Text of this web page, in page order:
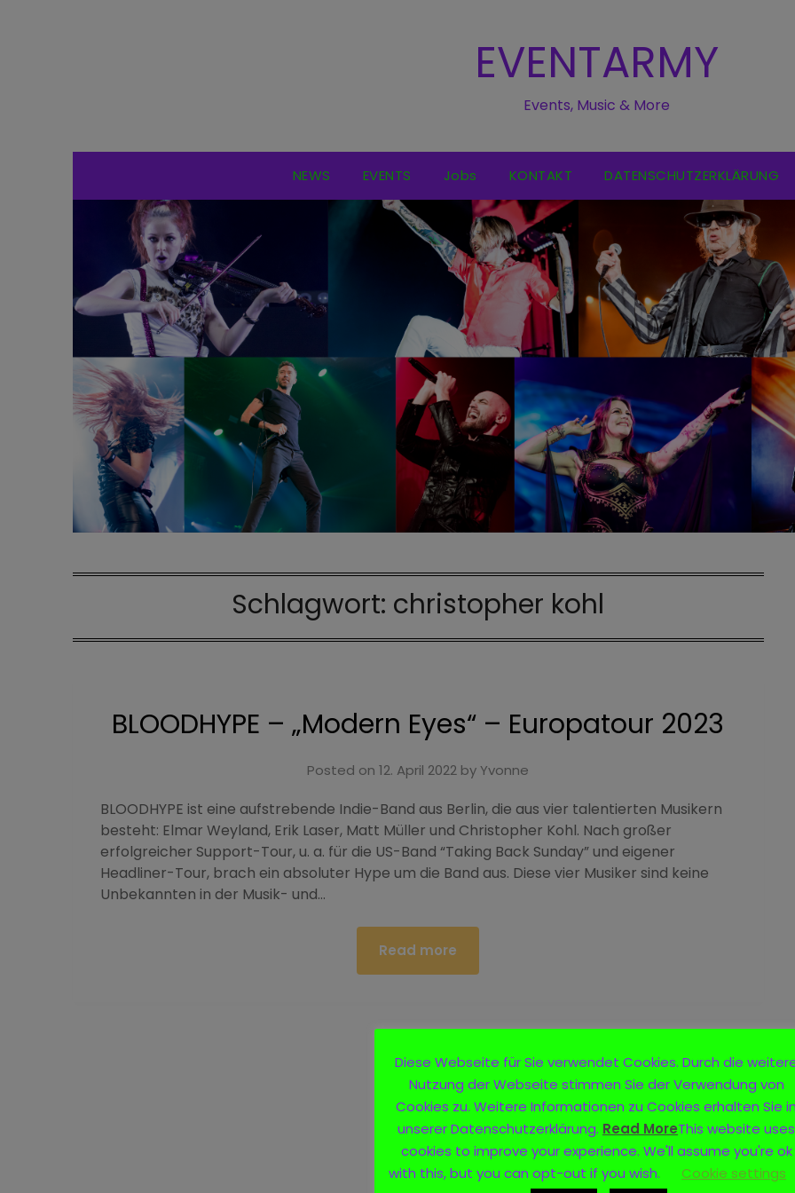
EVENTARMY
Events, Music & More
NEWS EVENTS Jobs KONTAKT DATENSCHUTZERKLÄRUNG
Schlagwort: christopher kohl
BLOODHYPE – „Modern Eyes“ – Europatour 2023
Posted on12. April 2022 byYvonne
BLOODHYPE ist eine aufstrebende Indie-Band aus Berlin, die aus vier talentierten Musikern
besteht: Elmar Weyland, Erik Laser, Matt Müller und Christopher Kohl. Nach großer
erfolgreicher Support-Tour, u. a. für die US-Band “Taking Back Sunday” und eigener
Headliner-Tour, brach ein absoluter Hype um die Band aus. Diese vier Musiker sind keine
Unbekannten in der Musik- und…
Read more
Diese Webseite für Sie verwendet Cookies. Durch die
Nutzung der Webseite stimmen Sie der Verwendung von
Cookies zu. Weitere Informationen zu Cookies erhalten Sie
unserer Datenschutzerklärung. Read MoreThis website uses
cookies to improve your experience. We'll assume you're ok
with this, but you can opt-out if you wish.
Cookie settings